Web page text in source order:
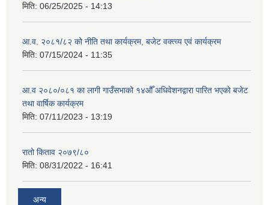
मिति: 06/25/2025 - 14:13
आ.व. २०८१/८२ को नीति तथा कार्यक्रम, बजेट वक्त्व्य एवं कार्यक्रम
मिति: 07/15/2024 - 11:35
आ.व २०८०/०८१ का लागी गाउँसभाको १४औँ अधिवेशनद्वारा पारित भएको बजेट
तथा वार्षिक कार्यक्रम
मिति: 07/11/2023 - 13:19
रातो किताव २०७९/८०
मिति: 08/31/2022 - 16:41
अन्य